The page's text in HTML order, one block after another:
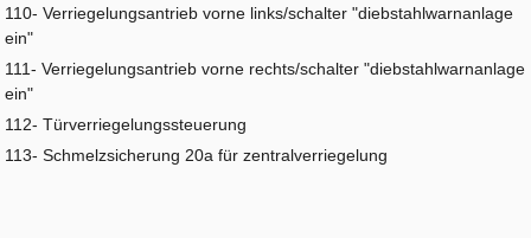
110- Verriegelungsantrieb vorne links/schalter "diebstahlwarnanlage
ein"
111- Verriegelungsantrieb vorne rechts/schalter "diebstahlwarnanlage
ein"
112- Türverriegelungssteuerung
113- Schmelzsicherung 20a für zentralverriegelung